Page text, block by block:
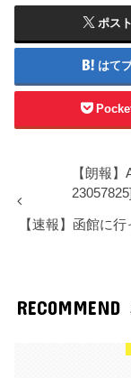
ポスト
はて
【朗報
23057825]
【速報】函館に
RECOMMEND